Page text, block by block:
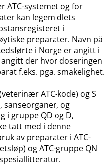
ATC-systemet og for
kan legemidlets
i
preparater. Navn på
i Norge er angitt i
der hvor doseringen
f.eks. pga. smakelighet.
ATC-kode) og S
sanseorganer, og
i gruppe QD og D,
tatt med i denne
av preparater i ATC-
og ATC-gruppe QN